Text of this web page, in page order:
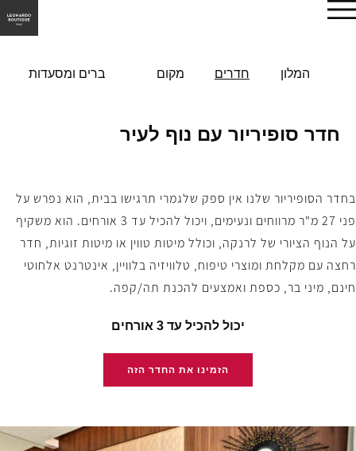
המלון חדרים מקום ברים ומסעדות
חדר סופיריור עם נוף לעיר
בחדר הסופיריור שלנו אין ספק שלגמרי תרגישו בבית, הוא נפרש על
פני 27 מ"ר מרווחים ונעימים, ויכול להכיל עד 3 אורחים. הוא משקיף
על הנוף הציורי של לרנקה, וכולל מיטות טווין או מיטות זוגיות, חדר
רחצה עם מקלחת ומוצרי טיפוח, טלוויזיה בלוויין, אינטרנט אלחוטי
חינם, מיני בר, כספת ואמצעים להכנת תה/קפה.
יכול להכיל עד 3 אורחים
הזמינו את החדר הזה